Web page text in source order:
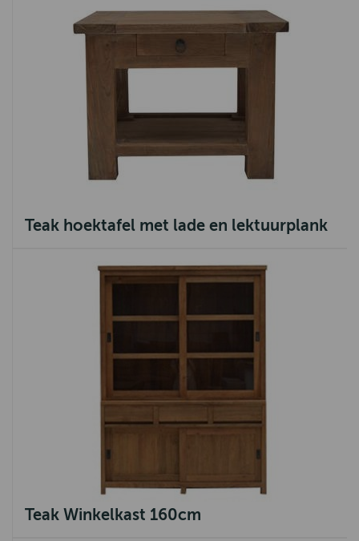
Teak hoektafel met lade en lektuurplank
Teak Winkelkast 160cm